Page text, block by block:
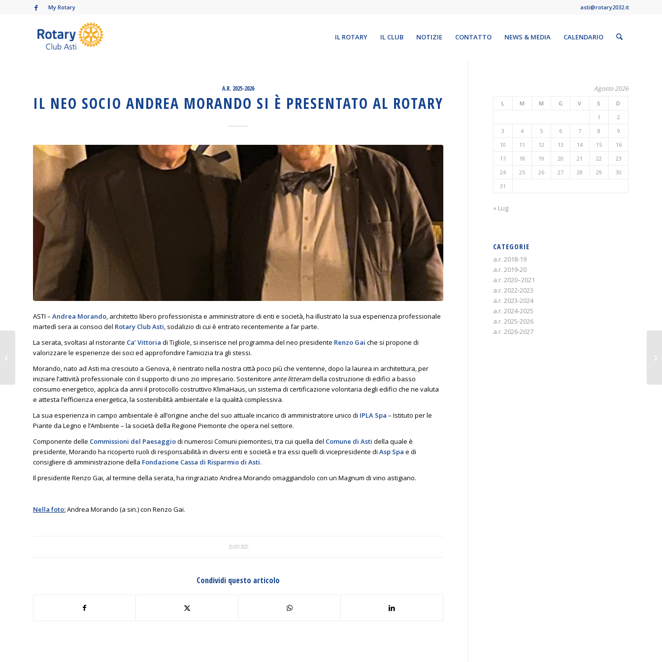
My Rotary asti@rotary2032.it
IL ROTARY IL CLUB NOTIZIE CONTATTO NEWS & MEDIA CALENDARIO
A.R. 2025-2026
IL NEO SOCIO ANDREA MORANDO SI È PRESENTATO AL ROTARY
ASTI – Andrea Morando , architetto libero professionista e amministratore di enti e società, ha illustrato la sua esperienza professionale
martedì sera ai consoci del Rotary Club Asti , sodalizio di cui è entrato recentemente a far parte.
La serata, svoltasi al ristorante Ca’ Vittoria di Tigliole, si inserisce nel programma del neo presidente Renzo Gai che si propone di
valorizzare le esperienze dei soci ed approfondire l’amicizia tra gli stessi.
Morando, nato ad Asti ma cresciuto a Genova, è rientrato nella nostra città poco più che ventenne, dopo la laurea in architettura, per
iniziare l’attività professionale con il supporto di uno zio impresario. Sostenitore ante litteramdella costruzione di edifici a basso
consumo energetico, applica da anni il protocollo costruttivo KlimaHaus, un sistema di certificazione volontaria degli edifici che ne valuta
e attesta l’efficienza energetica, la sostenibilità ambientale e la qualità complessiva.
La sua esperienza in campo ambientale è all’origine anche del suo attuale incarico di amministratore unico di IPLA Spa – Istituto per le
Piante da Legno e l’Ambiente – la società della Regione Piemonte che opera nel settore.
Componente delle Commissioni del Paesaggiodi numerosi Comuni piemontesi, tra cui quella del Comune di Asti della quale è
presidente, Morando ha ricoperto ruoli di responsabilità in diversi enti e società e tra essi quelli di vicepresidente di Asp Spa e di
consigliere di amministrazione della Fondazione Cassa di Risparmio di Asti.
Il presidente Renzo Gai, al termine della serata, ha ringraziato Andrea Morando omaggiandolo con un Magnum di vino astigiano.
Nella foto:Andrea Morando (a sin.) con Renzo Gai.
25/07/2025
Condividi questo articolo
Agosto 2026
L M M G V S
D
1
2
3
4 5 6 7 8
9
10
11 12 13 14 15
16
17
18 19 20 21 22
23
24
25 26 27 28 29
30
31
« Lug
CATEGORIE
a.r. 2018-19
a.r. 2019-20
a.r. 2020–2021
a.r. 2022-2023
a.r. 2023-2024
a.r. 2024-2025
a.r. 2025-2026
a.r. 2026-2027
IL ROTARY CLUB ASTI
HA COMPIUTO 75 ANNI
GAI HA RESO NOTO...